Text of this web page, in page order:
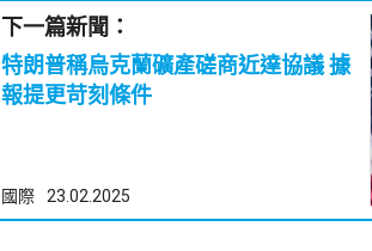
下一篇新聞：
特朗普稱烏克蘭礦產磋商近達協議 據
報提更苛刻條件
國際 23.02.2025